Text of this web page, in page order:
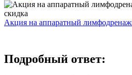
Акция на аппаратный
Подробный ответ: